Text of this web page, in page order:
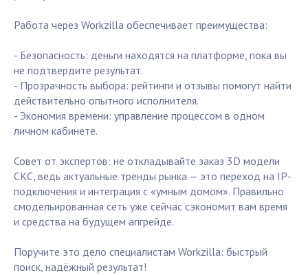
Работа через Workzilla обеспечивает преимущества:
- Безопасность: деньги находятся на платформе, пока вы
не подтвердите результат.
- Прозрачность выбора: рейтинги и отзывы помогут найти
действительно опытного исполнителя.
- Экономия времени: управление процессом в одном
личном кабинете.
Совет от экспертов: не откладывайте заказ 3D модели
СКС, ведь актуальные тренды рынка — это переход на IP-
подключения и интеграция с «умным домом». Правильно
смодельированная сеть уже сейчас сэкономит вам время
и средства на будущем апгрейде.
Поручите это дело специалистам Workzilla: быстрый
поиск, надёжный результат!